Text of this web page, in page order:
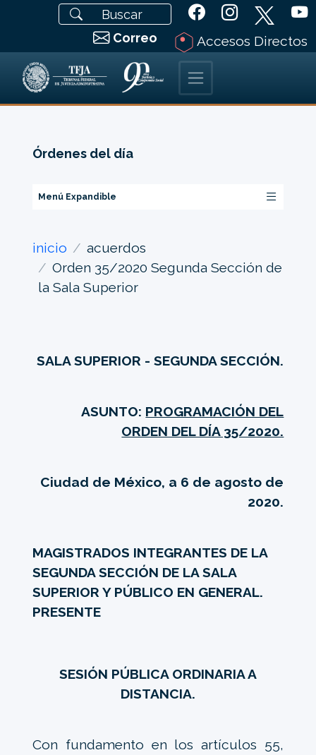
Correo Accesos Directos
Órdenes del día
Menú Expandible
inicio
acuerdos
Orden 35/2020 Segunda Sección de
la Sala Superior
SALA SUPERIOR - SEGUNDA SECCIÓN.
ASUNTO: PROGRAMACIÓN DEL
ORDEN DEL DÍA 35/2020.
Ciudad de México, a 6 de agosto de
2020.
MAGISTRADOS INTEGRANTES DE LA
SEGUNDA SECCIÓN DE LA SALA
SUPERIOR Y PÚBLICO EN GENERAL.
PRESENTE
SESIÓN PÚBLICA ORDINARIA A
DISTANCIA.
Con fundamento en los artículos 55,